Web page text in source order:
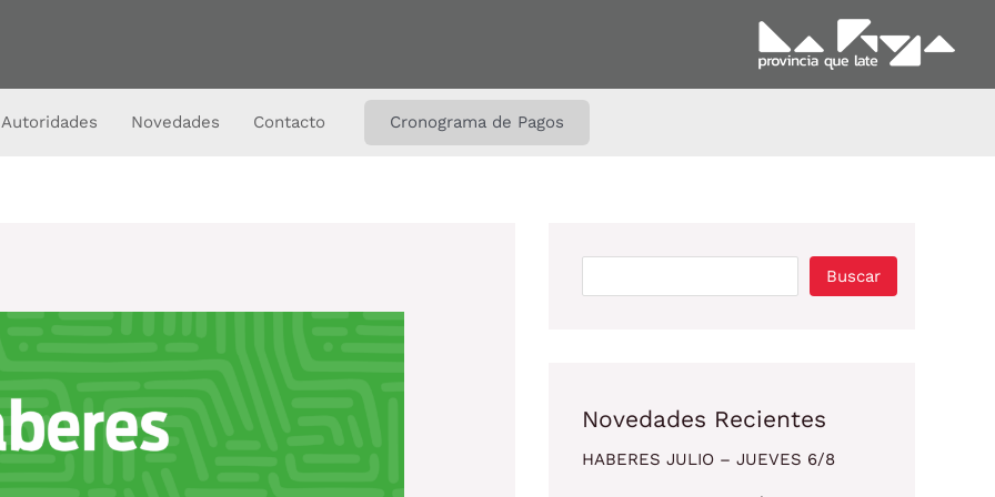
Autoridades Novedades Contacto Cronograma de Pagos
a
Buscar
Novedades Recientes
HABERES JULIO – JUEVES 6/8